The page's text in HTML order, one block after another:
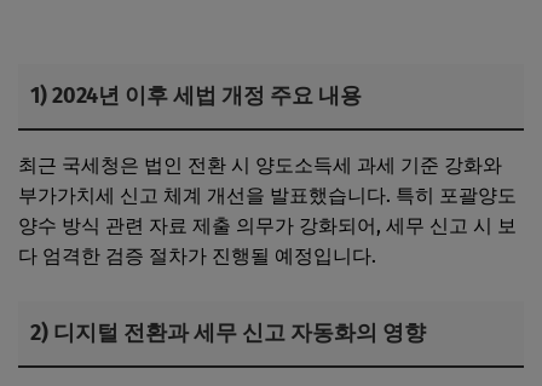
1) 2024년 이후 세법 개정 주요 내용
최근 국세청은 법인 전환 시 양도소득세 과세 기준 강화와
부가가치세 신고 체계 개선을 발표했습니다. 특히 포괄양도
양수 방식 관련 자료 제출 의무가 강화되어, 세무 신고 시 보
다 엄격한 검증 절차가 진행될 예정입니다.
2) 디지털 전환과 세무 신고 자동화의 영향